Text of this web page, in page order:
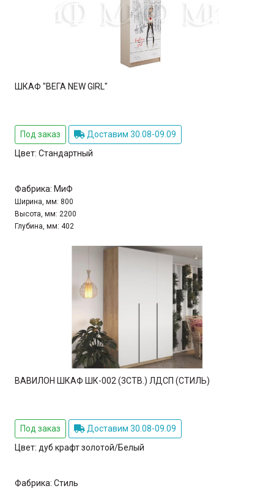
ШКАФ "ВЕГА NEW GIRL"
Под заказ
Доставим 30.08-09.09
Цвет: Стандартный
Фабрика: МиФ
Ширина, мм: 800
Высота, мм: 2200
Глубина, мм: 402
ВАВИЛОН ШКАФ ШК-002 (3СТВ.) ЛДСП (СТИЛЬ)
Под заказ
Доставим 30.08-09.09
Цвет: дуб крафт золотой/Белый
Фабрика: Стиль